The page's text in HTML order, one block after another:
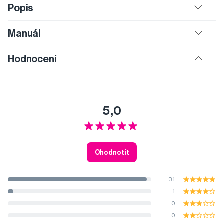
Popis
Manuál
Hodnocení
5,0
Ohodnotit
31
1
0
0